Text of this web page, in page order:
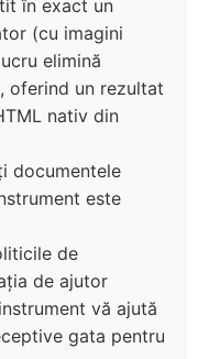
în exact un
(cu imagini
elimină
oferind un rezultat
nativ din
documentele
este
de
de ajutor
vă ajută
gata pentru